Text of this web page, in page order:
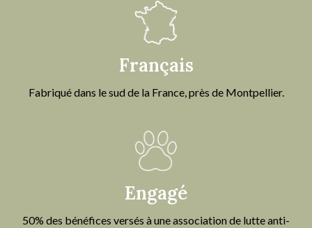
Français
Fabriqué dans le sud de la France, près de Montpellier.
Engagé
50% des bénéfices versés à une association de lutte anti-